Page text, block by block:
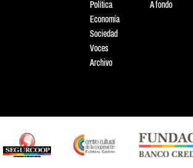
Política
Economía
Sociedad
Voces
Archivo
A fondo